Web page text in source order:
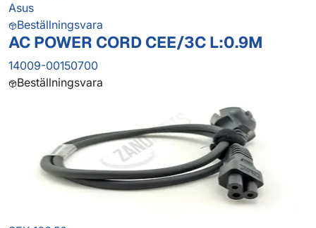
Asus
Beställningsvara
AC POWER CORD CEE/3C L:0.9M
14009-00150700
Beställningsvara